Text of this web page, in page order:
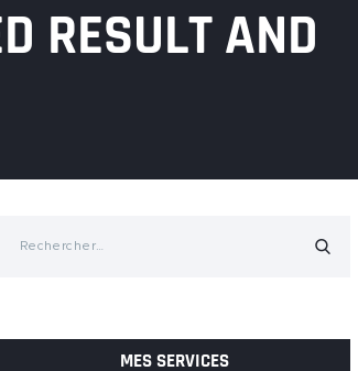
RESULT AND
MES SERVICES